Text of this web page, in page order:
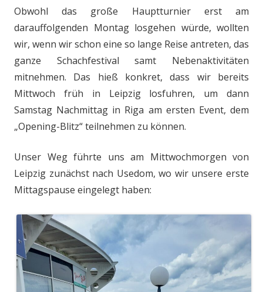
Obwohl das große Hauptturnier erst am
darauffolgenden Montag losgehen würde, wollten
wir, wenn wir schon eine so lange Reise antreten, das
ganze Schachfestival samt Nebenaktivitäten
mitnehmen. Das hieß konkret, dass wir bereits
Mittwoch früh in Leipzig losfuhren, um dann
Samstag Nachmittag in Riga am ersten Event, dem
„Opening-Blitz“ teilnehmen zu können.
Unser Weg führte uns am Mittwochmorgen von
Leipzig zunächst nach Usedom, wo wir unsere erste
Mittagspause eingelegt haben: